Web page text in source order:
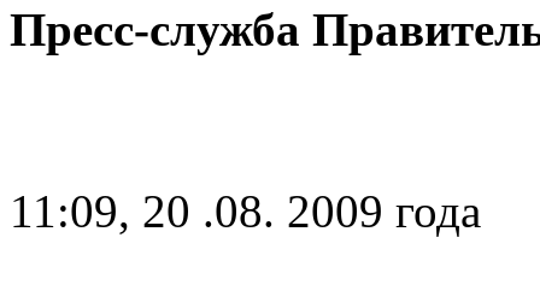
Пресс-служба
11:09, 20 .08. 2009 года